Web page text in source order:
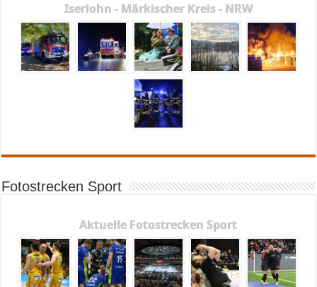
Iserlohn - Märkischer Kreis - NRW
Fotostrecken Sport
Aktuelle Fotostrecken Sport